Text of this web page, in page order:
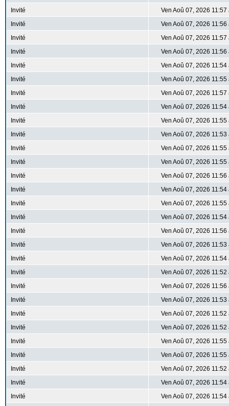
Invité
Ven Aoû 07, 2026 11:57
Invité
Ven Aoû 07, 2026 11:56
Invité
Ven Aoû 07, 2026 11:57
Invité
Ven Aoû 07, 2026 11:56
Invité
Ven Aoû 07, 2026 11:54
Invité
Ven Aoû 07, 2026 11:55
Invité
Ven Aoû 07, 2026 11:57
Invité
Ven Aoû 07, 2026 11:54
Invité
Ven Aoû 07, 2026 11:55
Invité
Ven Aoû 07, 2026 11:53
Invité
Ven Aoû 07, 2026 11:55
Invité
Ven Aoû 07, 2026 11:55
Invité
Ven Aoû 07, 2026 11:56
Invité
Ven Aoû 07, 2026 11:54
Invité
Ven Aoû 07, 2026 11:55
Invité
Ven Aoû 07, 2026 11:54
Invité
Ven Aoû 07, 2026 11:56
Invité
Ven Aoû 07, 2026 11:53
Invité
Ven Aoû 07, 2026 11:54
Invité
Ven Aoû 07, 2026 11:52
Invité
Ven Aoû 07, 2026 11:56
Invité
Ven Aoû 07, 2026 11:53
Invité
Ven Aoû 07, 2026 11:52
Invité
Ven Aoû 07, 2026 11:52
Invité
Ven Aoû 07, 2026 11:55
Invité
Ven Aoû 07, 2026 11:55
Invité
Ven Aoû 07, 2026 11:52
Invité
Ven Aoû 07, 2026 11:54
Invité
Ven Aoû 07, 2026 11:54